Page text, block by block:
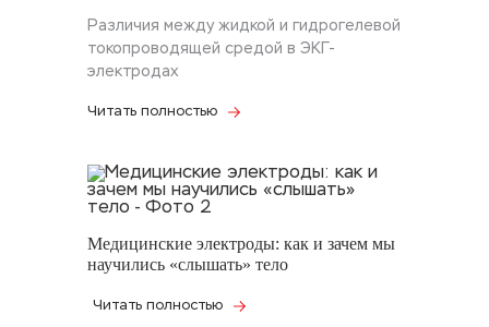
Различия между жидкой и гидрогелевой
токопроводящей средой в ЭКГ-
электродах
Читать полностью
Медицинские электроды: как и зачем мы
научились «слышать» тело
Читать полностью